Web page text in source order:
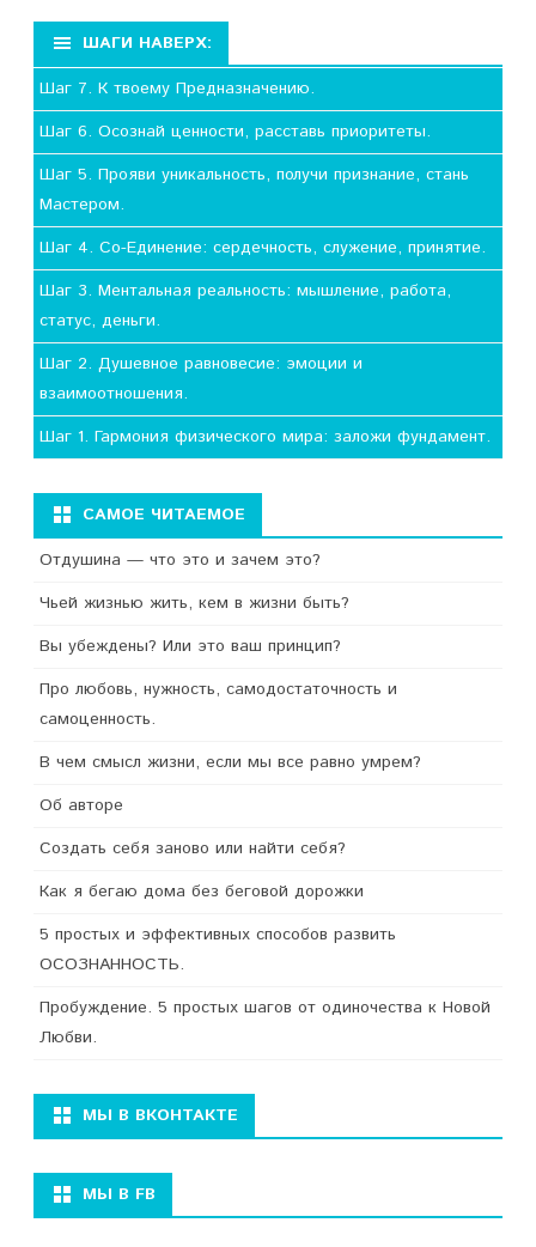
ШАГИ НАВЕРХ:
Шаг 7. К твоему Предназначению.
Шаг 6. Осознай ценности, расставь приоритеты.
Шаг 5. Прояви уникальность, получи признание, стань
Мастером.
Шаг 4. Со-Единение: сердечность, служение, принятие.
Шаг 3. Ментальная реальность: мышление, работа,
статус, деньги.
Шаг 2. Душевное равновесие: эмоции и
взаимоотношения.
Шаг 1. Гармония физического мира: заложи фундамент.
САМОЕ ЧИТАЕМОЕ
Отдушина — что это и зачем это?
Чьей жизнью жить, кем в жизни быть?
Вы убеждены? Или это ваш принцип?
Про любовь, нужность, самодостаточность и
самоценность.
В чем смысл жизни, если мы все равно умрем?
Об авторе
Создать себя заново или найти себя?
Как я бегаю дома без беговой дорожки
5 простых и эффективных способов развить
ОСОЗНАННОСТЬ.
Пробуждение. 5 простых шагов от одиночества к Новой
Любви.
МЫ В ВКОНТАКТЕ
МЫ В FB